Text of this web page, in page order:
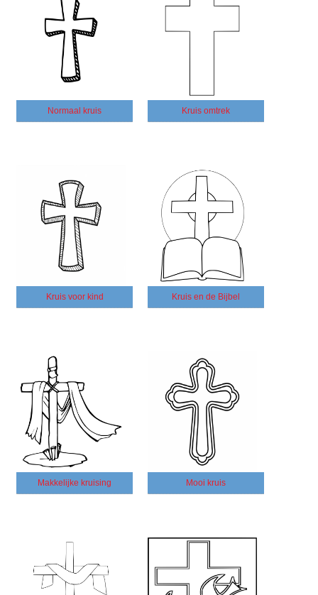
Normaal kruis Kruis omtrek
Kruis voor kind Kruis en de Bijbel
Makkelijke kruising Mooi kruis